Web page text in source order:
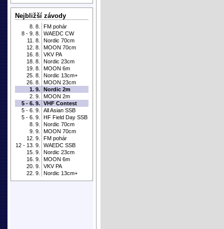
Nejbližší závody
8. 8.
FM pohár
8 - 9. 8.
WAEDC CW
11. 8.
Nordic 70cm
12. 8.
MOON 70cm
16. 8.
VKV PA
18. 8.
Nordic 23cm
19. 8.
MOON 6m
25. 8.
Nordic 13cm+
26. 8.
MOON 23cm
1. 9. Nordic 2m
2. 9.
MOON 2m
5 - 6. 9. VHF Contest
5 - 6. 9.
All Asian SSB
5 - 6. 9.
HF Field Day SSB
8. 9.
Nordic 70cm
9. 9.
MOON 70cm
12. 9.
FM pohár
12 - 13. 9.
WAEDC SSB
15. 9.
Nordic 23cm
16. 9.
MOON 6m
20. 9.
VKV PA
22. 9.
Nordic 13cm+